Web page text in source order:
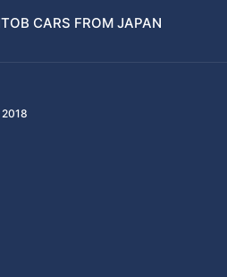
Распилы и конструкторы
CARS FROM JAPAN
2018